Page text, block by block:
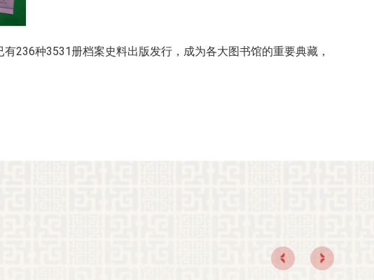
236种3531册档案史料出版发行，成为各大图书馆的重要典藏，